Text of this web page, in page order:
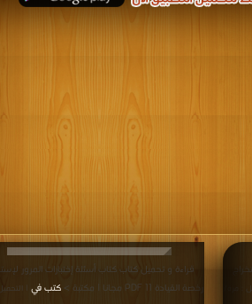
قراءة و تحميل كتاب كتاب أسئلة إختبارات المرور
رخصة القيادة 11 PDF مجانا | مكتبة >
كتب في
|
: مرة/